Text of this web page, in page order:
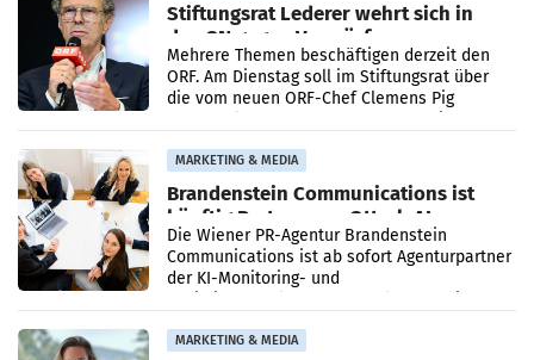
Stiftungsrat Lederer wehrt sich in
den SN gegen Vorwürfe
Mehrere Themen beschäftigen derzeit den
ORF. Am Dienstag soll im Stiftungsrat über
die vom neuen ORF-Chef Clemens Pig
MARKETING & MEDIA
Brandenstein Communications ist
künftig Partner von OtterlyAI
Die Wiener PR-Agentur Brandenstein
Communications ist ab sofort Agenturpartner
der KI-Monitoring- und
MARKETING & MEDIA